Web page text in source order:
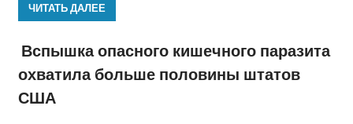
ЧИТАТЬ ДАЛЕЕ
Вспышка опасного кишечного паразита
охватила больше половины штатов
США